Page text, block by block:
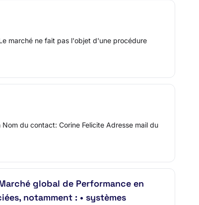
marché ne fait pas l'objet d'une procédure
du contact: Corine Felicite Adresse mail du
global de Performance en
notamment : • systèmes